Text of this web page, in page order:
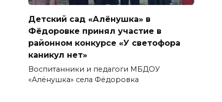
Детский сад «Алёнушка» в
Фёдоровке принял участие в
районном конкурсе «У светофора
каникул нет»
Воспитанники и педагоги МБДОУ
«Алёнушка» села Фёдоровка